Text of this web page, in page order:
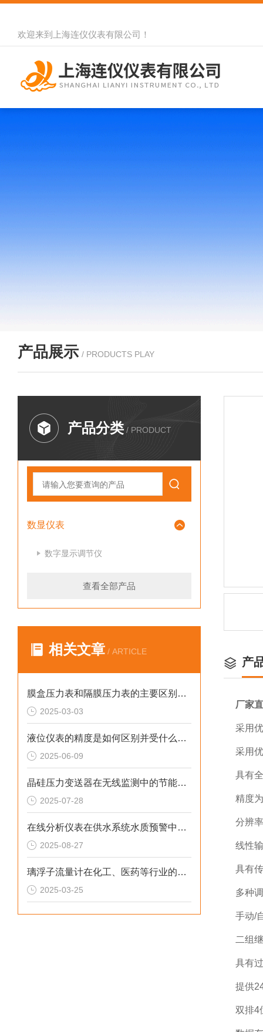
欢迎来到 上海连仪仪表有限公司 ！
产品展示 / PRODUCTS PLAY
产品分类 / PRODUCT
数显仪表
数字显示调节仪
查看全部产品
相关文章 / ARTICLE
膜盒压力表和隔膜压力表的主要区别在哪里
2025-03-03
液位仪表的精度是如何区别并受什么影响？
2025-06-09
晶硅压力变送器在无线监测中的节能方案
2025-07-28
在线分析仪表在供水系统水质预警中的预警价值
2025-08-27
璃浮子流量计在化工、医药等行业的流量监测利用
2025-03-25
产
厂家
采用
采用
具有
精度
分辨
线性
具有
多种
手动/
二组
具有
提供
双排4